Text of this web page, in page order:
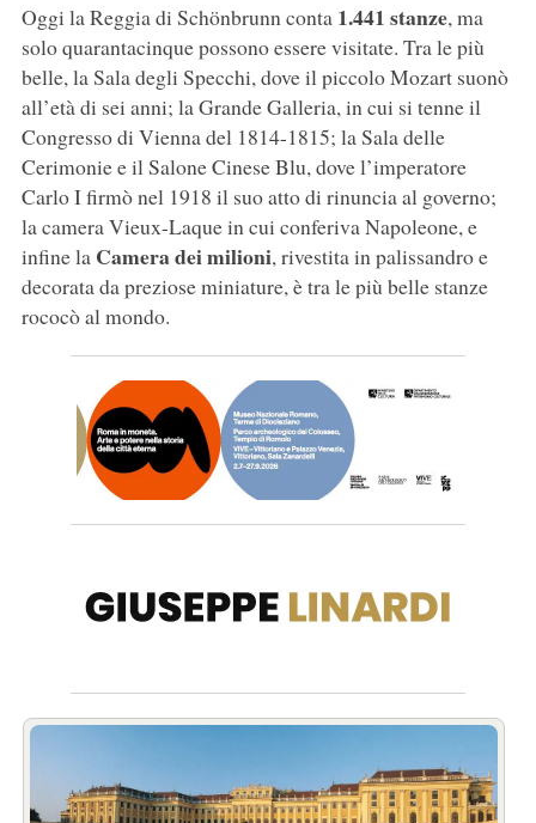
Oggi la Reggia di Schönbrunn conta1.441 stanze, ma
solo quarantacinque possono essere visitate. Tra le più
belle, la Sala degli Specchi, dove il piccolo Mozart suonò
all’età di sei anni; la Grande Galleria, in cui si tenne il
Congresso di Vienna del 1814-1815; la Sala delle
Cerimonie e il Salone Cinese Blu, dove l’imperatore
Carlo I firmò nel 1918 il suo atto di rinuncia al governo;
la camera Vieux-Laque in cui conferiva Napoleone, e
infine la Camera dei milioni, rivestita in palissandro e
decorata da preziose miniature, è tra le più belle stanze
rococò al mondo.